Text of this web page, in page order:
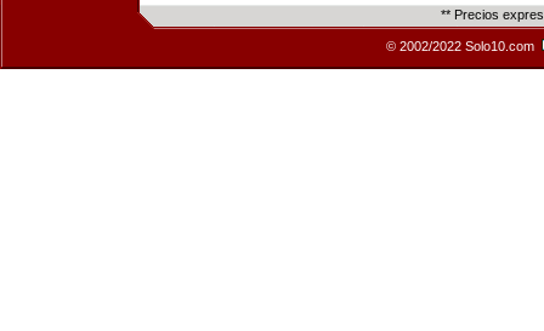
** Precios
© 2002/2022 Solo10.com